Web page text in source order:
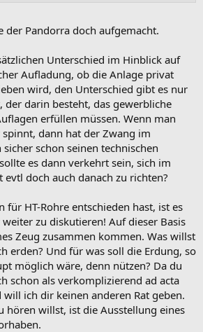
der Pandorra doch aufgemacht.
Unterschied im Hinblick auf
Aufladung, ob die Anlage privat
wird, den Unterschied gibt es nur
der darin besteht, das gewerbliche
erfüllen müssen. Wenn man
dann hat der Zwang im
schon seinen technischen
es dann verkehrt sein, sich im
doch auch danach zu richten?
für HT-Rohre entschieden hast, ist es
zu diskutieren! Auf dieser Basis
Zeug zusammen kommen. Was willst
erden? Und für was soll die Erdung, so
möglich wäre, denn nützen? Da du
schon als verkomplizierend ad acta
ich dir keinen anderen Rat geben.
hören willst, ist die Ausstellung eines